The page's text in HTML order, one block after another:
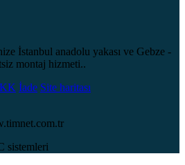
İstanbul anadolu yakası ve Gebze -
montaj hizmeti..
İade Site haritası
sistemleri